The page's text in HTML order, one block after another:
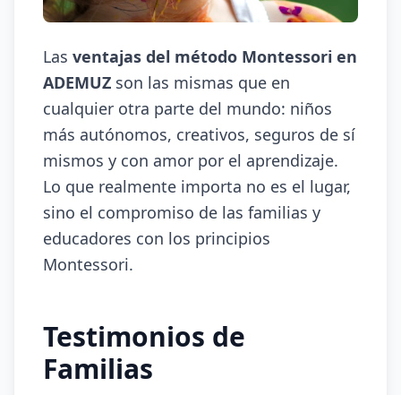
Las ventajas del método Montessori en
ADEMUZ son las mismas que en
cualquier otra parte del mundo: niños
más autónomos, creativos, seguros de sí
mismos y con amor por el aprendizaje.
Lo que realmente importa no es el lugar,
sino el compromiso de las familias y
educadores con los principios
Montessori.
Testimonios de
Familias